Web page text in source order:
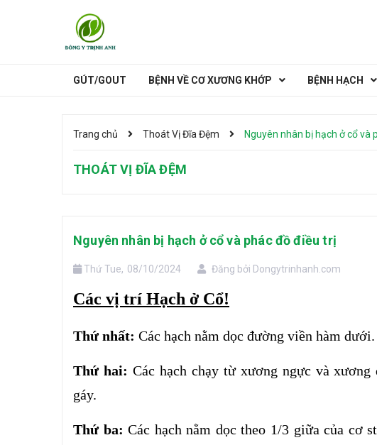
GÚT/GOUT BỆNH VỀ CƠ XƯƠNG KHỚP BỆNH HẠCH
Trang chủ Thoát Vị Đĩa Đệm Nguyên nhân bị hạch ở cổ và
THOÁT VỊ ĐĨA ĐỆM
Nguyên nhân bị hạch ở cổ và phác đồ điều trị
Thứ Tue, 08/10/2024 Đăng bởi Dongytrinhanh.com
Các vị trí Hạch ở Cổ!
Thứ nhất: Các hạch nằm dọc đường viền hàm dưới.
Thứ hai: Các hạch chạy từ xương ngực và
gáy.
Thứ ba:Các hạch nằm dọc theo 1/3 giữa của cơ